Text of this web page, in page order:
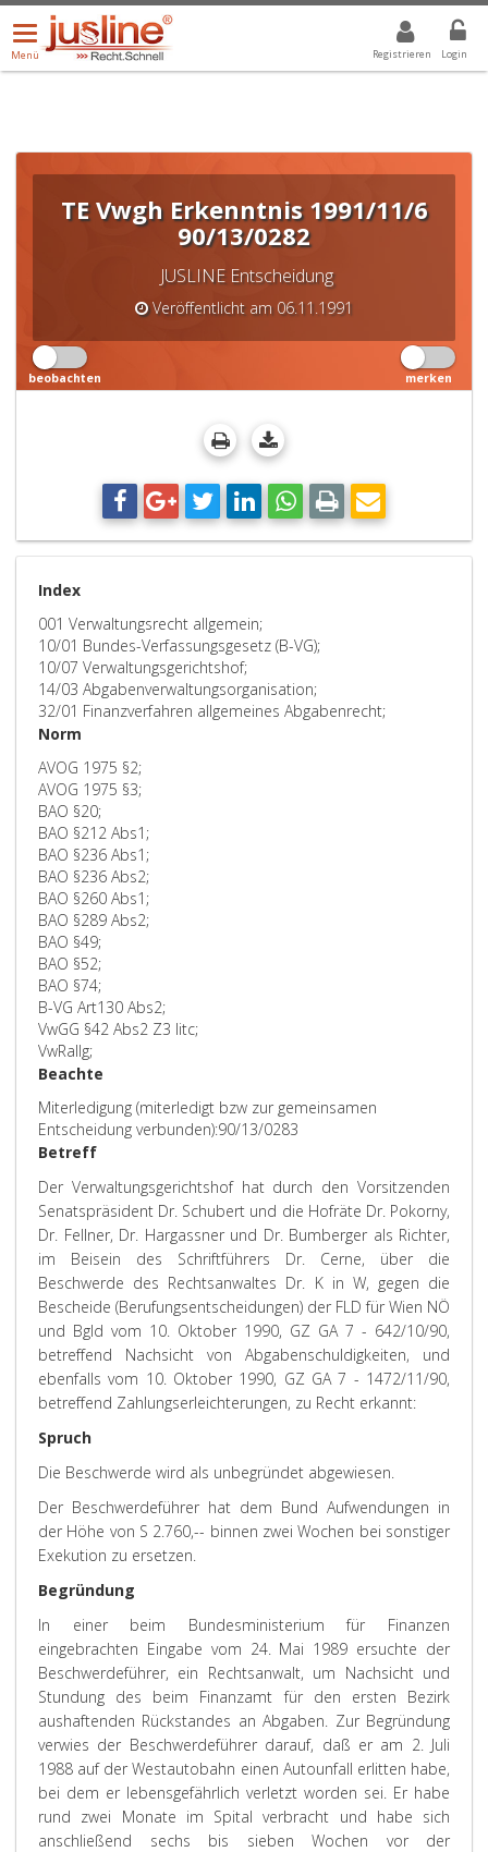
Registrieren Login
Menü
öffnen/schließen
Menü
ALLE DROPDOWN: GEWÄHLTER WERT IST ALLE
TE Vwgh Erkenntnis 1991/11/6
90/13/0282
JUSLINE Entscheidung
Veröffentlicht am 06.11.1991
beobachten merken
Index
001 Verwaltungsrecht allgemein;
10/01 Bundes-Verfassungsgesetz (B-VG);
10/07 Verwaltungsgerichtshof;
14/03 Abgabenverwaltungsorganisation;
32/01 Finanzverfahren allgemeines Abgabenrecht;
Norm
AVOG 1975 §2;
AVOG 1975 §3;
BAO §20;
BAO §212 Abs1;
BAO §236 Abs1;
BAO §236 Abs2;
BAO §260 Abs1;
BAO §289 Abs2;
BAO §49;
BAO §52;
BAO §74;
B-VG Art130 Abs2;
VwGG §42 Abs2 Z3 litc;
VwRallg;
Beachte
Miterledigung (miterledigt bzw zur gemeinsamen
Entscheidung verbunden):90/13/0283
Betreff
Der Verwaltungsgerichtshof hat durch den Vorsitzenden
Senatspräsident Dr. Schubert und die Hofräte Dr. Pokorny,
Dr. Fellner, Dr. Hargassner und Dr. Bumberger als Richter,
im Beisein des Schriftführers Dr. Cerne, über die
Beschwerde des Rechtsanwaltes Dr. K in W, gegen die
Bescheide (Berufungsentscheidungen) der FLD für Wien NÖ
und Bgld vom 10. Oktober 1990, GZ GA 7 - 642/10/90,
betreffend Nachsicht von Abgabenschuldigkeiten, und
ebenfalls vom 10. Oktober 1990, GZ GA 7 - 1472/11/90,
betreffend Zahlungserleichterungen, zu Recht erkannt:
Spruch
Die Beschwerde wird als unbegründet abgewiesen.
Der Beschwerdeführer hat dem Bund Aufwendungen in
der Höhe von S 2.760,-- binnen zwei Wochen bei sonstiger
Exekution zu ersetzen.
Begründung
In einer beim Bundesministerium für Finanzen
eingebrachten Eingabe vom 24. Mai 1989 ersuchte der
Beschwerdeführer, ein Rechtsanwalt, um Nachsicht und
Stundung des beim Finanzamt für den ersten Bezirk
aushaftenden Rückstandes an Abgaben. Zur Begründung
verwies der Beschwerdeführer darauf, daß er am 2. Juli
1988 auf der Westautobahn einen Autounfall erlitten habe,
bei dem er lebensgefährlich verletzt worden sei. Er habe
rund zwei Monate im Spital verbracht und habe sich
anschließend sechs bis sieben Wochen vor der